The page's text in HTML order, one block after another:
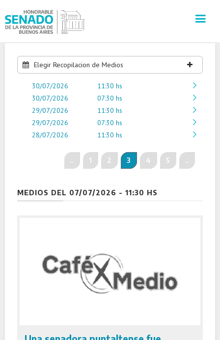
SECRETARÍAS
PRENSA
CULTURA
VISITAS GUIADAS
CONTACTO
Elegir Recopilacion de Medios
30/07/2026
11:30 hs
30/07/2026
07:30 hs
29/07/2026
11:30 hs
29/07/2026
07:30 hs
28/07/2026
11:30 hs
.. 1 2 3 4 5 ..
MEDIOS DEL 07/07/2026 - 11:30 HS